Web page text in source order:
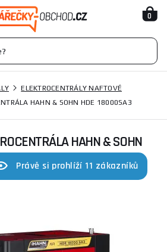
0
ELEKTROCENTRÁLY NAFTOVÉ
HAHN & SOHN HDE 18000SA3
HAHN & SOHN
Právě si prohlíží 11 zákazníků